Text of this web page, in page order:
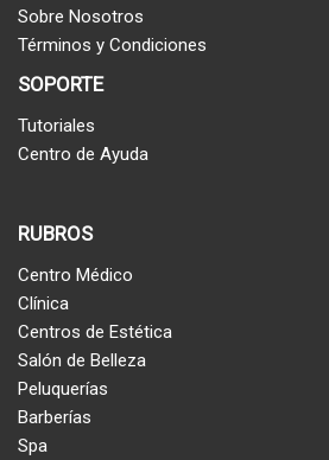
Sobre Nosotros
Términos y Condiciones
SOPORTE
Tutoriales
Centro de Ayuda
RUBROS
Centro Médico
Clínica
Centros de Estética
Salón de Belleza
Peluquerías
Barberías
Spa